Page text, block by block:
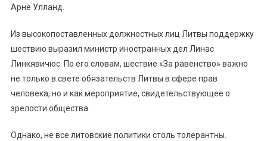
Арне Улланд.
Из высокопоставленных должностных лиц Литвы поддержку
шествию выразил министр иностранных дел Линас
Линкявичюс. По его словам, шествие «За равенство» важно
не только в свете обязательств Литвы в сфере прав
человека, но и как мероприятие, свидетельствующее о
зрелости общества.
Однако, не все литовские политики столь толерантны.